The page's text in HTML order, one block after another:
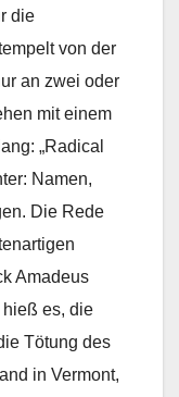
die
von der
an zwei oder
mit einem
„Radical
Namen,
Die Rede
Amadeus
hieß es, die
Tötung des
in Vermont,